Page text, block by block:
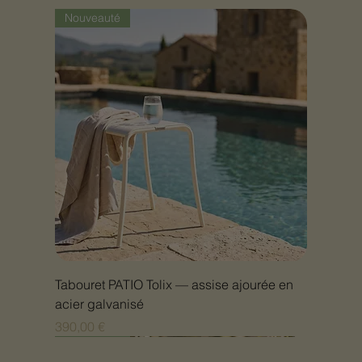
Nouveauté
Tabouret PATIO Tolix — assise ajourée en
acier galvanisé
Prix
390,00 €